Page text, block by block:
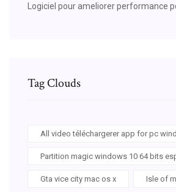
Logiciel pour ameliorer performance
Tag Clouds
All video téléchargerer app for pc
Partition magic windows 10 64 bits
Gta vice city mac os x Isle of